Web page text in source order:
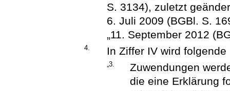
S. 3134), zuletzt
6. Juli 2009 (BGBl. S.
„11. September 2012
4. In Ziffer IV wird
„3.
Zuwendungen
die eine Erklärung